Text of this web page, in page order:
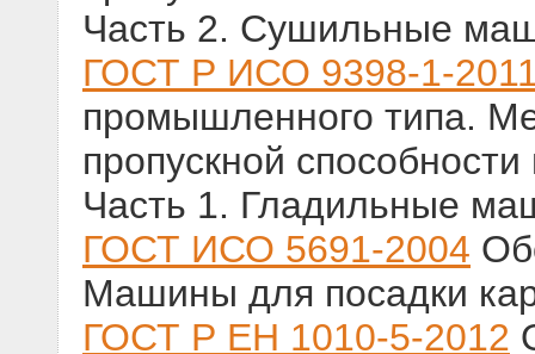
Часть 2. Сушильные
ГОСТ Р ИСО 9398-1-
промышленного типа.
пропускной
Часть 1. Гладильные
ГОСТ ИСО 5691-2004
Машины для посадки
ГОСТ Р ЕН 1010-5-2012